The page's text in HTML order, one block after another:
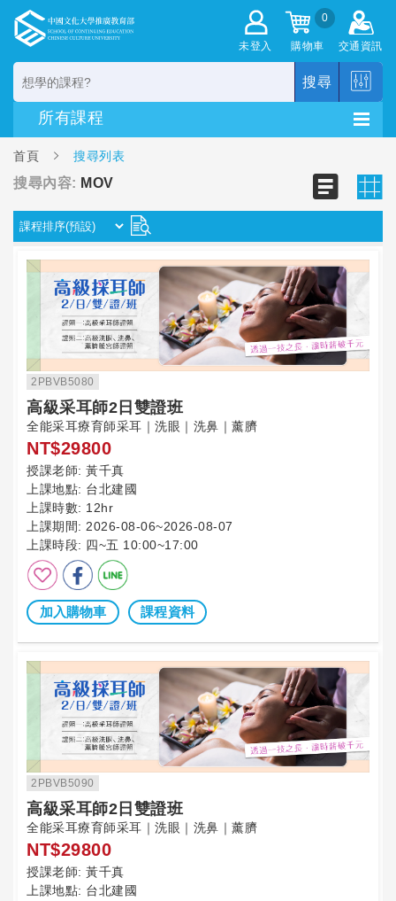
未登入
0
購物車 交通資訊
搜尋
首頁 搜尋列表
搜尋內容: MOV
2PBVB5080
高級采耳師2日雙證班
全能采耳療育師采耳｜洗眼｜洗鼻｜薰臍
NT$29800
授課老師: 黃千真
上課地點: 台北建國
上課時數: 12hr
上課期間: 2026-08-06~2026-08-07
上課時段: 四~五 10:00~17:00
加入購物車 課程資料
2PBVB5090
高級采耳師2日雙證班
全能采耳療育師采耳｜洗眼｜洗鼻｜薰臍
NT$29800
授課老師: 黃千真
上課地點: 台北建國